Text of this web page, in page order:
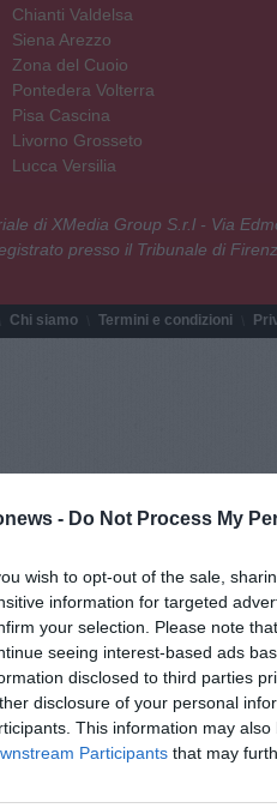
- Do Not Process My
wish to opt-out of the sale,
information for targeted
your selection. Please note
seeing interest-based ads
disclosed to third parties
disclosure of your personal
This information may
Participants that may
Chianti Valdelsa
Siena Arezzo
Zona del Cuoio
Pontedera Volterra
Pisa Cascina
Livorno Grosseto
Lucca Versilia
di XMedia Group S.r.l - Via
presso il Tribunale di
Chi siamo Termini e condizioni